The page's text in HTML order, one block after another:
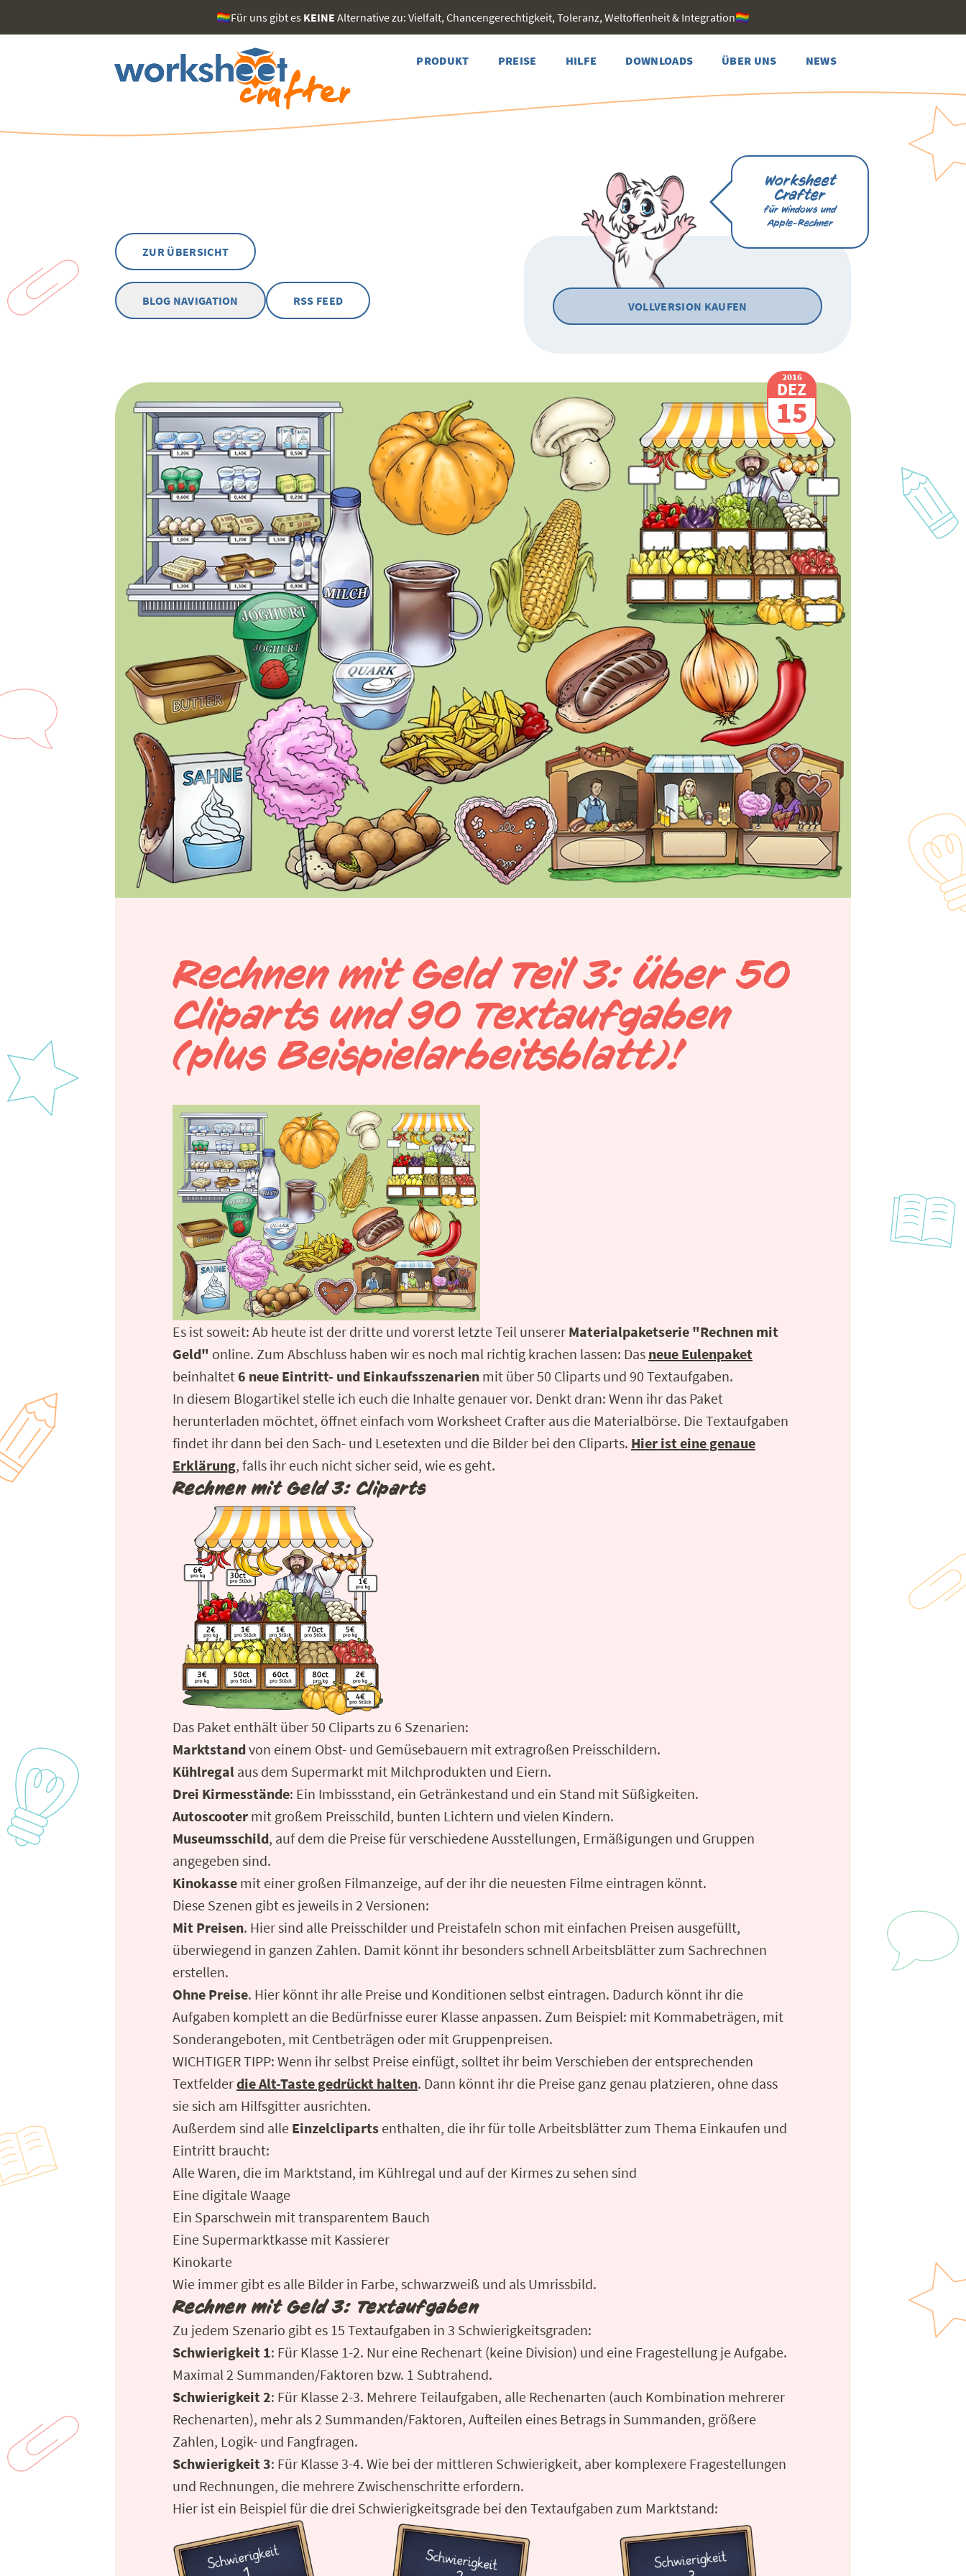
🏳️‍🌈Für uns gibt es KEINE Alternative zu: Vielfalt, Chancengerechtigkeit, Toleranz, Weltoffenheit & Integration🏳️‍🌈
PRODUKT PREISE HILFE DOWNLOADS ÜBER UNS NEWS
ZUR ÜBERSICHT
BLOG NAVIGATION RSS FEED
Worksheet
Crafter
für Windows und
Apple-Rechner
VOLLVERSION KAUFEN
2016
DEZ
15
Rechnen mit Geld Teil 3: Über 50
Cliparts und 90 Textaufgaben
(plus Beispielarbeitsblatt)!
Es ist soweit: Ab heute ist der dritte und vorerst letzte Teil unserer Materialpaketserie "Rechnen mit
Geld" online. Zum Abschluss haben wir es noch mal richtig krachen lassen: Das neue Eulenpaket
beinhaltet6 neue Eintritt- und Einkaufsszenarien mit über 50 Cliparts und 90 Textaufgaben.
In diesem Blogartikel stelle ich euch die Inhalte genauer vor. Denkt dran: Wenn ihr das Paket
herunterladen möchtet, öffnet einfach vom Worksheet Crafter aus die Materialbörse. Die Textaufgaben
findet ihr dann bei den Sach- und Lesetexten und die Bilder bei den Cliparts. Hier ist eine genaue
Erklärung, falls ihr euch nicht sicher seid, wie es geht.
Rechnen mit Geld 3: Cliparts
Das Paket enthält über 50 Cliparts zu 6 Szenarien:
Marktstandvon einem Obst- und Gemüsebauern mit extragroßen Preisschildern.
Kühlregal aus dem Supermarkt mit Milchprodukten und Eiern.
Drei Kirmesstände: Ein Imbissstand, ein Getränkestand und ein Stand mit Süßigkeiten.
Autoscooter mit großem Preisschild, bunten Lichtern und vielen Kindern.
Museumsschild, auf dem die Preise für verschiedene Ausstellungen, Ermäßigungen und Gruppen
angegeben sind.
Kinokasse mit einer großen Filmanzeige, auf der ihr die neuesten Filme eintragen könnt.
Diese Szenen gibt es jeweils in 2 Versionen:
Mit Preisen. Hier sind alle Preisschilder und Preistafeln schon mit einfachen Preisen ausgefüllt,
überwiegend in ganzen Zahlen. Damit könnt ihr besonders schnell Arbeitsblätter zum Sachrechnen
erstellen.
Ohne Preise. Hier könnt ihr alle Preise und Konditionen selbst eintragen. Dadurch könnt ihr die
Aufgaben komplett an die Bedürfnisse eurer Klasse anpassen. Zum Beispiel: mit Kommabeträgen, mit
Sonderangeboten, mit Centbeträgen oder mit Gruppenpreisen.
WICHTIGER TIPP: Wenn ihr selbst Preise einfügt, solltet ihr beim Verschieben der entsprechenden
Textfelderdie Alt-Taste gedrückt halten. Dann könnt ihr die Preise ganz genau platzieren, ohne dass
sie sich am Hilfsgitter ausrichten.
Außerdem sind alle Einzelcliparts enthalten, die ihr für tolle Arbeitsblätter zum Thema Einkaufen und
Eintritt braucht:
Alle Waren, die im Marktstand, im Kühlregal und auf der Kirmes zu sehen sind
Eine digitale Waage
Ein Sparschwein mit transparentem Bauch
Eine Supermarktkasse mit Kassierer
Kinokarte
Wie immer gibt es alle Bilder in Farbe, schwarzweiß und als Umrissbild.
Rechnen mit Geld 3: Textaufgaben
Zu jedem Szenario gibt es 15 Textaufgaben in 3 Schwierigkeitsgraden:
Schwierigkeit 1: Für Klasse 1-2. Nur eine Rechenart (keine Division) und eine Fragestellung je Aufgabe.
Maximal 2 Summanden/Faktoren bzw. 1 Subtrahend.
Schwierigkeit 2: Für Klasse 2-3. Mehrere Teilaufgaben, alle Rechenarten (auch Kombination mehrerer
Rechenarten), mehr als 2 Summanden/Faktoren, Aufteilen eines Betrags in Summanden, größere
Zahlen, Logik- und Fangfragen.
Schwierigkeit 3: Für Klasse 3-4. Wie bei der mittleren Schwierigkeit, aber komplexere Fragestellungen
und Rechnungen, die mehrere Zwischenschritte erfordern.
Hier ist ein Beispiel für die drei Schwierigkeitsgrade bei den Textaufgaben zum Marktstand: